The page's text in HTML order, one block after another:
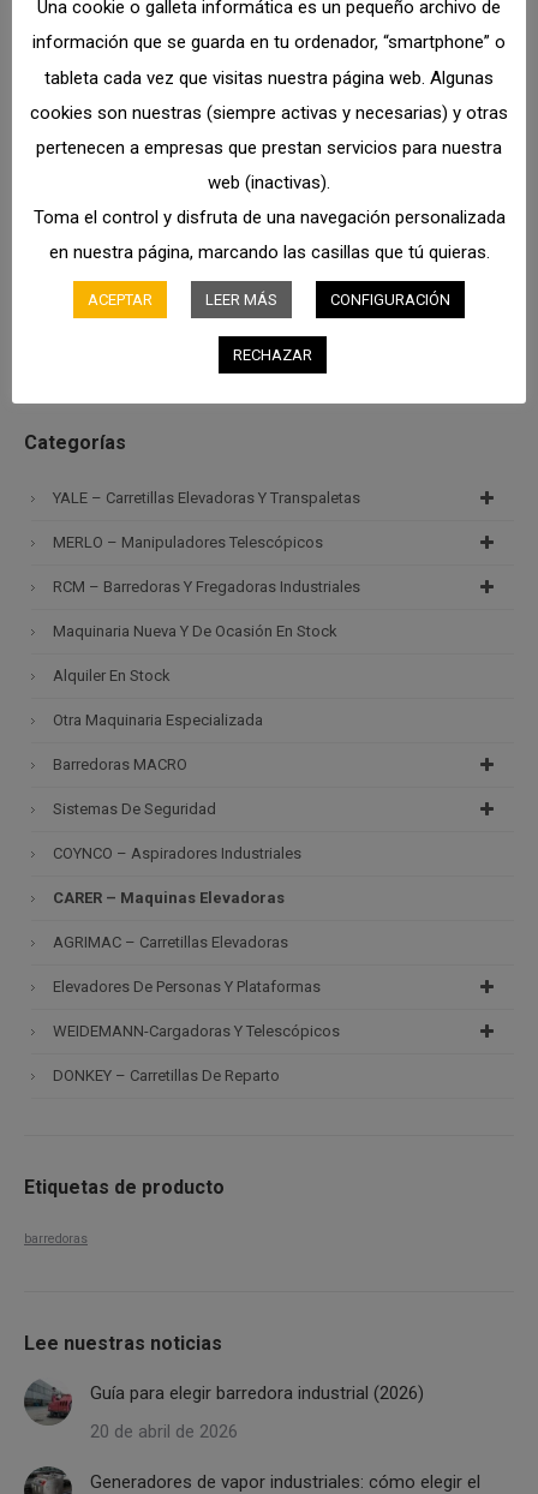
Leer más
CARER A70X Electric Forklifts
Leer más
Categorías
YALE – Carretillas Elevadoras Y Transpaletas
MERLO – Manipuladores Telescópicos
RCM – Barredoras Y Fregadoras Industriales
Maquinaria Nueva Y De Ocasión En Stock
Alquiler En Stock
Otra Maquinaria Especializada
Barredoras MACRO
Sistemas De Seguridad
COYNCO – Aspiradores Industriales
CARER – Maquinas Elevadoras
AGRIMAC – Carretillas Elevadoras
Elevadores De Personas Y Plataformas
WEIDEMANN-Cargadoras Y Telescópicos
DONKEY – Carretillas De Reparto
Etiquetas de producto
barredoras
Lee nuestras noticias
Guía para elegir barredora industrial (2026)
20 de abril de 2026
Generadores de vapor industriales: cómo elegir el
Una cookie o galleta informática es un pequeño archivo de
información que se guarda en tu ordenador, “smartphone” o
tableta cada vez que visitas nuestra página web. Algunas
cookies son nuestras (siempre activas y necesarias) y otras
pertenecen a empresas que prestan servicios para nuestra
web (inactivas).
Toma el control y disfruta de una navegación personalizada
en nuestra página, marcando las casillas que tú quieras.
ACEPTAR LEER MÁS CONFIGURACIÓN
RECHAZAR